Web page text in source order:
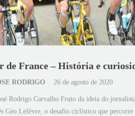
de France – História e
RODRIGO 26 de agosto de 2020
Rodrigo Carvalho Fruto da ideia do
Géo Lefèvre, o desafio ciclístico que percorre